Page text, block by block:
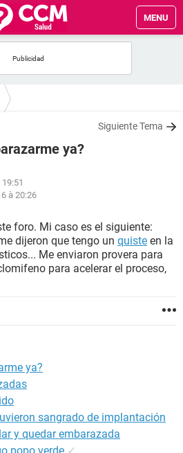
MENU
Siguiente Tema
ya?
à 20:26
foro. Mi caso es el siguiente:
dijeron que tengo un quiste en la
Me enviaron provera para
para acelerar el proceso,
ya?
sangrado de implantación
y quedar embarazada